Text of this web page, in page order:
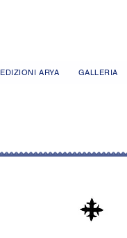
EDIZIONI ARYA GALLERIA